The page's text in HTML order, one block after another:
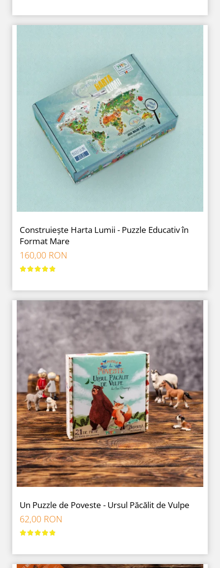
Construiește Harta Lumii - Puzzle Educativ în
Format Mare
160,00 RON
Un Puzzle de Poveste - Ursul Păcălit de Vulpe
62,00 RON